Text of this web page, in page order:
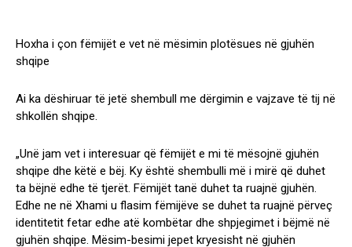
Hoxha i çon fëmijët e vet në mësimin plotësues në gjuhën
shqipe
Ai ka dëshiruar të jetë shembull me dërgimin e vajzave të tij në
shkollën shqipe.
„Unë jam vet i interesuar që fëmijët e mi të mësojnë gjuhën
shqipe dhe këtë e bëj. Ky është shembulli më i mirë që duhet
ta bëjnë edhe të tjerët. Fëmijët tanë duhet ta ruajnë gjuhën.
Edhe ne në Xhami u flasim fëmijëve se duhet ta ruajnë përveç
identitetit fetar edhe atë kombëtar dhe shpjegimet i bëjmë në
gjuhën shqipe. Mësim-besimi jepet kryesisht në gjuhën